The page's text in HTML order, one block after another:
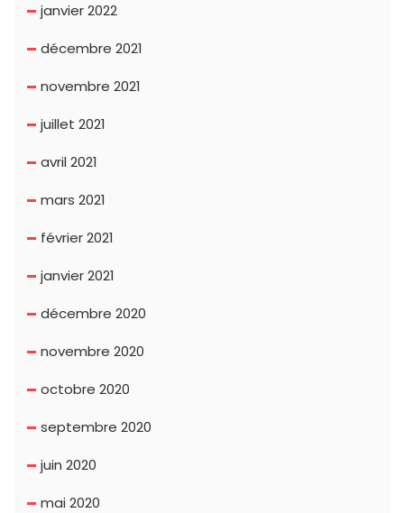
janvier 2022
décembre 2021
novembre 2021
juillet 2021
avril 2021
mars 2021
février 2021
janvier 2021
décembre 2020
novembre 2020
octobre 2020
septembre 2020
juin 2020
mai 2020